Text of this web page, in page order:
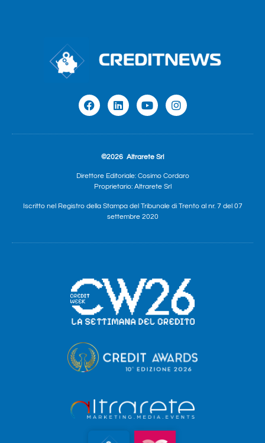
©2026 Altrarete Srl
Direttore Editoriale: Cosimo Cordaro
Proprietario: Altrarete Srl
Iscritto nel Registro della Stampa del Tribunale di Trento al nr. 7 del 07
settembre 2020